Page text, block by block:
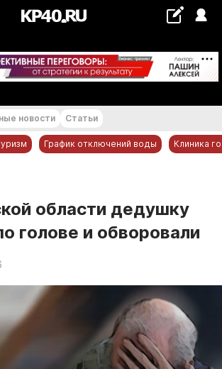
+23...+24 °С
новости
новости Статьи
График отключений воды Клиника
области дедушку
голове и обворовали